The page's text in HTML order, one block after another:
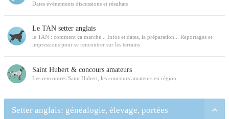
Dates événements discussions et résultats
Le TAN setter anglais
le TAN : comment ça marche .. Infos et dates, la préparation... Reportages et
impressions pour se rencontrer sur les terrains
Saint Hubert & concours amateurs
Les rencontres Saint Hubert, les concours amateurs en région
Setter anglais: généalogie, élevage, portées